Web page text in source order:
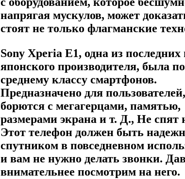
напрягая мускулов, может
стоят не только флагманские
Sony Xperia E1, одна из
японского производителя, была
среднему классу смартфонов.
Предназначено для
борются с мегагерцами, памятью,
размерами экрана и т. Д., Не спят
Этот телефон должен быть
спутником в повседневном
и вам не нужно делать звонки.
внимательнее посмотрим на него.